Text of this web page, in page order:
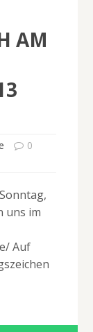
AM
0
uns im
Auf